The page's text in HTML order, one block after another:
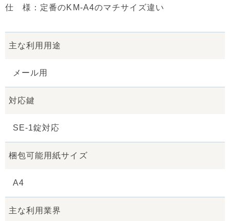
仕 様：定番のKM-A4のマチサイズ違い
主な利用用途
メール用
対応鍵
SE-1錠対応
梱包可能用紙サイズ
A4
主な利用業界